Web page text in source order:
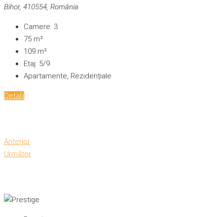
Bihor, 410554, România
Camere: 3
75 m²
109 m²
Etaj: 5/9
Apartamente, Rezidențiale
Detalii
Anterior
Următor